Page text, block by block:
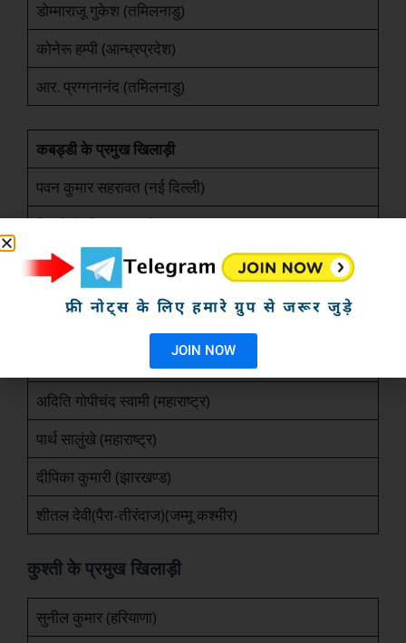
डोम्माराजू गुकेश (तमिलनाडु)
कोनेरू हम्पी (आन्ध्रप्रदेश)
आर. प्रग्गनानंद (तमिलनाडु)
कबड्डी के प्रमुख खिलाड़ी
पवन कुमार सहरावत (नई दिल्ली)
रितु नेगी (हिमाचल प्रदेश)
प्रदीप नरवाल (हरियाणा)
ओजस प्रवीण देवताले (महाराष्ट्र)
अदिति गोपीचंद स्वामी (महाराष्ट्र)
पार्थ सालुंखे (महाराष्ट्र)
दीपिका कुमारी (झारखण्ड)
शीतल देवी(पैरा-तीरंदाज)(जम्मू कश्मीर)
कुश्ती के प्रमुख खिलाड़ी
सुनील कुमार (हरियाणा)
JOIN NOW